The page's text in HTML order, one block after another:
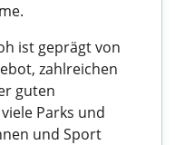
ist geprägt von
zahlreichen
guten
Parks und
und Sport